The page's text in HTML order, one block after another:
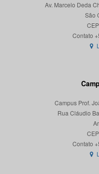
Av. Marcelo Deda
São
Campus Prof.
Rua Cláudio